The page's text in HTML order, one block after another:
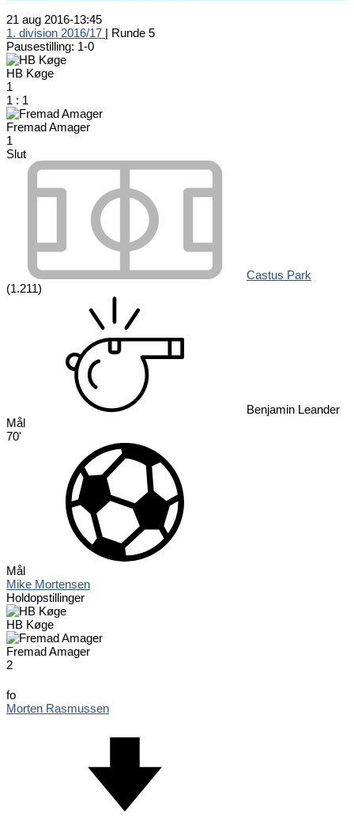
21 aug 2016-13:45
1. division 2016/17 | Runde 5
Pausestilling: 1-0
HB Køge
1
1 : 1
Fremad Amager
1
Slut
Castus Park
(1.211)
Benjamin Leander
Mål
70'
Mål
Mike Mortensen
Holdopstillinger
HB Køge
Fremad Amager
2
fo
Morten Rasmussen